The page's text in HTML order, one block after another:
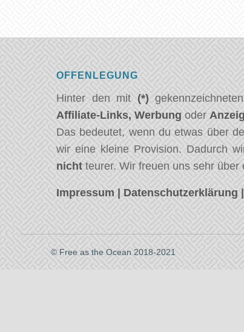
OFFENLEGUNG
Hinter den mit (*)
Affiliate-Links, Werbung oder
Das bedeutet, wenn du etwas über
wir eine kleine Provision. Dadurch
nicht teurer. Wir freuen uns sehr über
Impressum | Datenschutzerklärung
© Free as the Ocean 2018-2021